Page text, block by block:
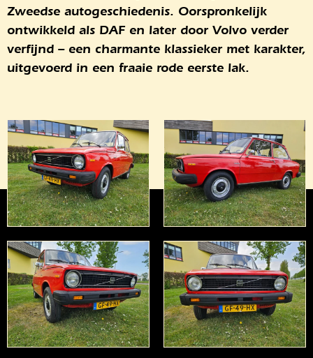
Zweedse autogeschiedenis. Oorspronkelijk
ontwikkeld als DAF en later door Volvo verder
verfijnd – een charmante klassieker met karakter,
uitgevoerd in een fraaie rode eerste lak.